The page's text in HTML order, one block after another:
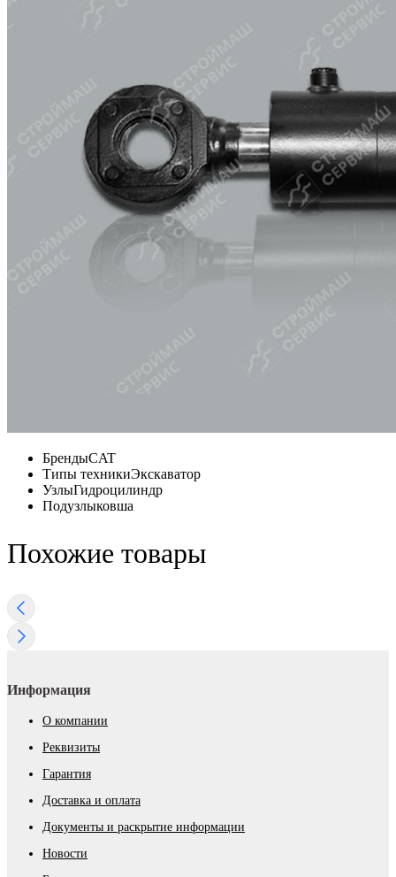
БрендыCAT
Типы техникиЭкскаватор
УзлыГидроцилиндр
Подузлыковша
Похожие товары
Информация
О компании
Реквизиты
Гарантия
Доставка и оплата
Документы и раскрытие информации
Новости